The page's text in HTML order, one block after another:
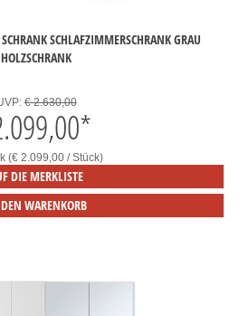
SCHLAFZIMMERSCHRANK GRAU
HOLZSCHRANK
€ 2.630,00
*
(€ 2.099,00 / Stück)
DIE MERKLISTE
WARENKORB